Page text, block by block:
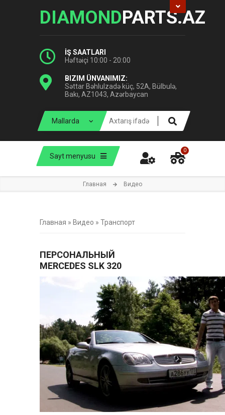
DIAMONDPARTS.AZ
İŞ SAATLARI
Həftəiçi 10:00 - 20:00
BIZIM ÜNVANIMIZ:
Səttar Bəhlulzadə küç, 52A, Bülbulə,
Bakı, AZ1043, Azərbaycan
Sayt menyusu
0
Главная Видео
Главная » Видео » Транспорт
ПЕРСОНАЛЬНЫЙ
MERCEDES SLK 320